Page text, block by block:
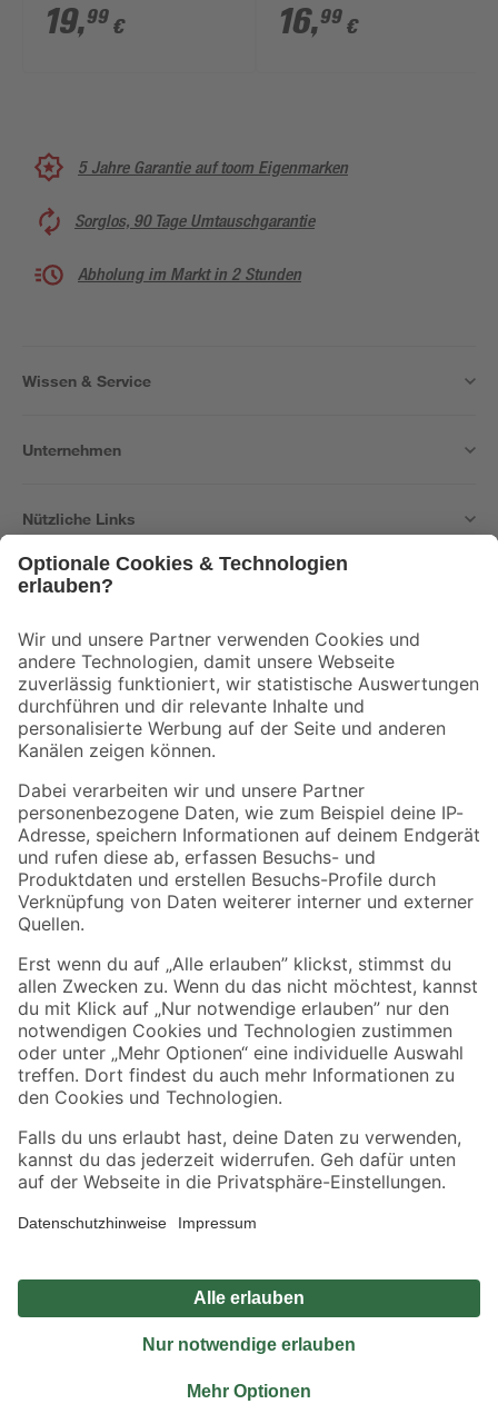
silber/grau 1/2" 180
cm
19,99 €
cm
16,99 €
5 Jahre Garantie auf toom Eigenmarken
Sorglos, 90 Tage Umtauschgarantie
Abholung im Markt in 2 Stunden
Wissen & Service
Unternehmen
Nützliche Links
Der toom Newsletter: Keine Angebote und Aktionen mehr verpassen!
Zur Newsletter Anmeldung
Folge uns
Zahlungsarten Versandarten
Sicher einkaufen
Jetzt die toom-App herunterladen
Alle Preisangaben in EUR inkl. gesetzl. MwSt.. Die dargestellten Angebote sind unter
Umständen nicht in allen Märkten verfügbar. Die angegebenen Verfügbarkeiten beziehen
Produkte nur solange der Vorrat reicht.
*Paketversand ab 59 € versandkostenfrei, gilt nicht für Artikel mit Speditionsversand, hier
Privatsphäre Impressum
Nutzungsbedingungen
Widerrufsrecht
Vertrag widerrufen
© 2026 toom Baumarkt GmbH